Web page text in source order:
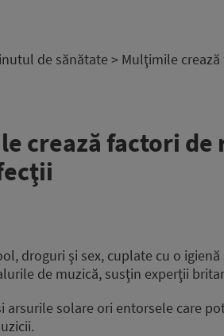
de sănătate > Mulţimile
crează factori
droguri şi sex, cuplate cu o
de muzică, susţin experţii
arsurile solare ori entorsele care